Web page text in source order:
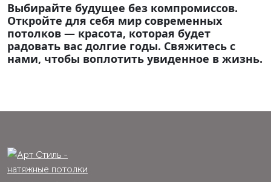
Выбирайте будущее без компромиссов.
Откройте для себя мир современных
потолков — красота, которая будет
радовать вас долгие годы. Свяжитесь с
нами, чтобы воплотить увиденное в жизнь.